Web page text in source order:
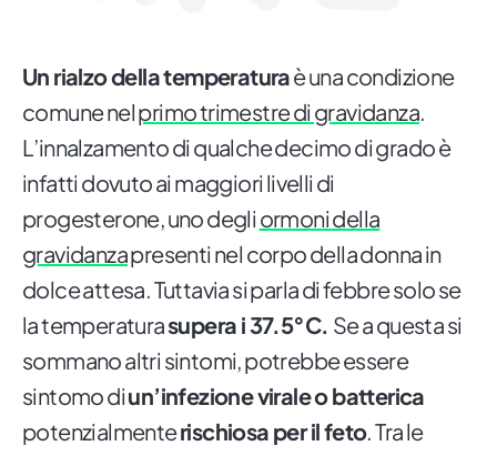
Un rialzo della temperaturaè una condizione
comune nelprimo trimestre di gravidanza.
L’innalzamento di qualche decimo di grado è
infatti dovuto ai maggiori livelli di
progesterone, uno degli ormoni della
gravidanzapresenti nel corpo della donna in
dolce attesa. Tuttavia si parla di febbre solo se
la temperaturasupera i 37.5°C. Se a questa si
sommano altri sintomi, potrebbe essere
sintomo diun’infezione virale o batterica
potenzialmenterischiosa per il feto. Tra le